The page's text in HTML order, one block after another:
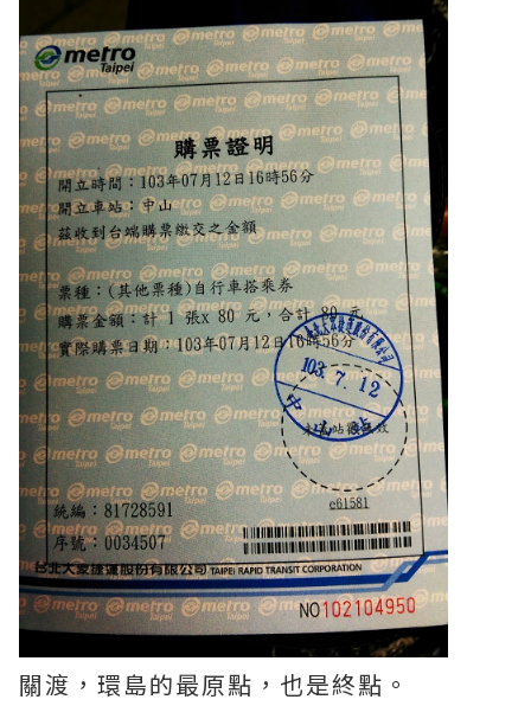
關渡，環島的最原點，也是終點。